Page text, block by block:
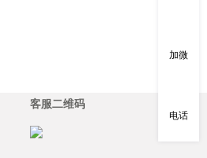
客服二维码
加微
电话